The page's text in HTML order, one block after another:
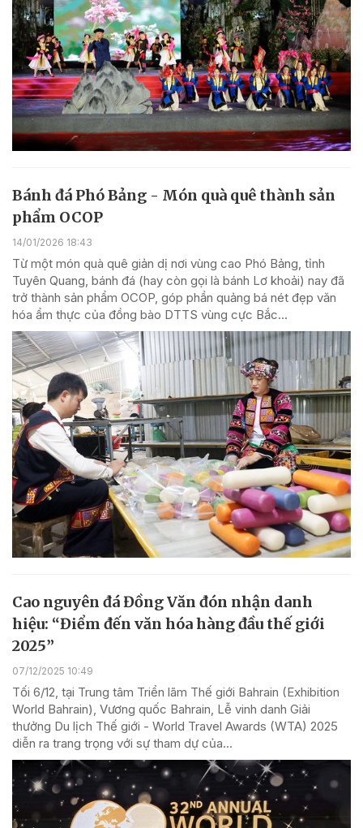
Bánh đá Phó Bảng - Món quà quê thành sản
phẩm OCOP
14/01/2026 18:43
Từ một món quà quê giản dị nơi vùng cao Phó Bảng, tỉnh
Tuyên Quang, bánh đá (hay còn gọi là bánh Lơ khoải) nay đã
trở thành sản phẩm OCOP, góp phần quảng bá nét đẹp văn
hóa ẩm thực của đồng bào DTTS vùng cực Bắc...
Cao nguyên đá Đồng Văn đón nhận danh
hiệu: “Điểm đến văn hóa hàng đầu thế giới
2025”
07/12/2025 10:49
Tối 6/12, tại Trung tâm Triển lãm Thế giới Bahrain (Exhibition
World Bahrain), Vương quốc Bahrain, Lễ vinh danh Giải
thưởng Du lịch Thế giới - World Travel Awards (WTA) 2025
diễn ra trang trọng với sự tham dự của...